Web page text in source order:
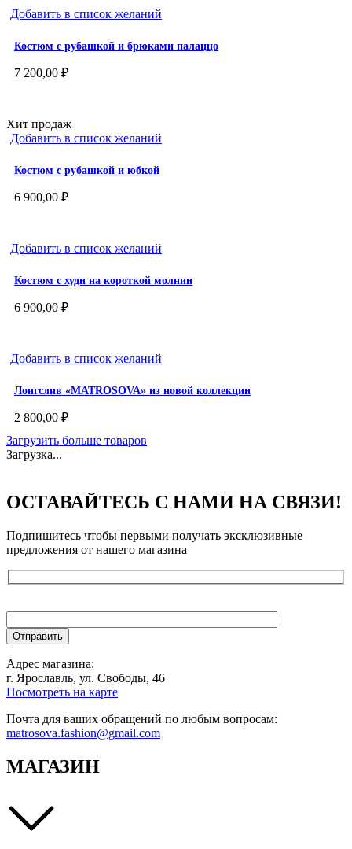
Добавить в список желаний
Костюм с рубашкой и брюками палаццо
7 200,00 ₽
Хит продаж
Добавить в список желаний
Костюм с рубашкой и юбкой
6 900,00 ₽
Добавить в список желаний
Костюм с худи на короткой молнии
6 900,00 ₽
Добавить в список желаний
Лонгслив «MATROSOVA» из новой коллекции
2 800,00 ₽
Загрузить больше товаров
Загрузка...
ОСТАВАЙТЕСЬ С НАМИ НА СВЯЗИ!
Подпишитесь чтобы первыми получать эксклюзивные
предложения от нашего магазина
Адрес магазина:
г. Ярославль, ул. Свободы, 46
Посмотреть на карте
Почта для ваших обращений по любым вопросам:
matrosova.fashion@gmail.com
МАГАЗИН